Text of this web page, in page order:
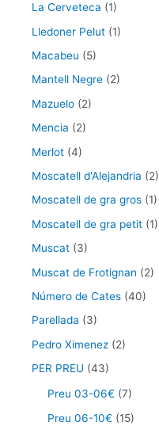
La Cerveteca (1)
Lledoner Pelut (1)
Macabeu (5)
Mantell Negre (2)
Mazuelo (2)
Mencia (2)
Merlot (4)
Moscatell d'Alejandria (2)
Moscatell de gra gros (1)
Moscatell de gra petit (1)
Muscat (3)
Muscat de Frotignan (2)
Número de Cates (40)
Parellada (3)
Pedro Ximenez (2)
PER PREU (43)
Preu 03-06€ (7)
Preu 06-10€ (15)